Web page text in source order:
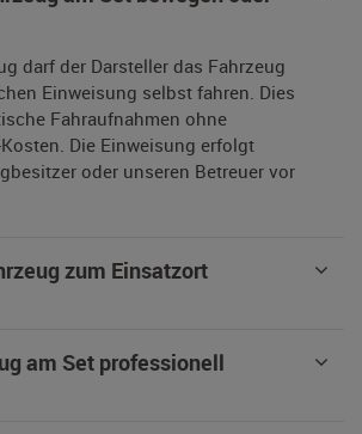
darf der Darsteller das Fahrzeug
Einweisung selbst fahren. Dies
Fahraufnahmen ohne
Die Einweisung erfolgt
oder unseren Betreuer vor
zum Einsatzort
am Set professionell